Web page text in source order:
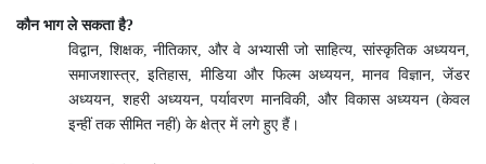
कौन भाग ले सकता है?
विद्वान, शिक्षक, नीतिकार, और वे अभ्यासी जो साहित्य, सांस्कृतिक अध्ययन,
समाजशास्त्र, इतिहास, मीडिया और फिल्म अध्ययन, मानव विज्ञान, जेंडर
अध्ययन, शहरी अध्ययन, पर्यावरण मानविकी, और विकास अध्ययन (केवल
इन्हीं तक सीमित नहीं) के क्षेत्र में लगे हुए हैं।